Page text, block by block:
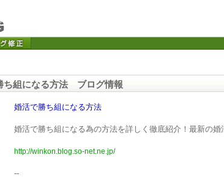
ち組になる方法 ブログ情報
婚活で勝ち組になる方法
婚活で勝ち組になる為の方法を詳しく徹底紹介！最新の婚
http://winkon.blog.so-net.ne.jp/
--